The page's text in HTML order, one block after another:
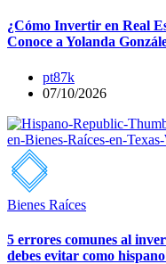
¿Cómo Invertir en Real
Conoce a Yolanda
pt87k
07/10/2026
Bienes Raíces
5 errores comunes al
debes evitar como